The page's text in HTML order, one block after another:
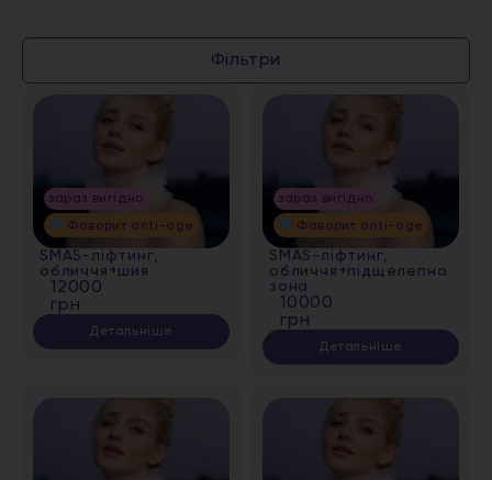
Фільтри
зараз вигідно
Фаворит anti-age
SMAS-ліфтинг,
обличчя+шия
12000
грн
Детальніше
зараз вигідно
Фаворит anti-age
SMAS-ліфтинг,
обличчя+підщелепна
зона
10000
грн
Детальніше